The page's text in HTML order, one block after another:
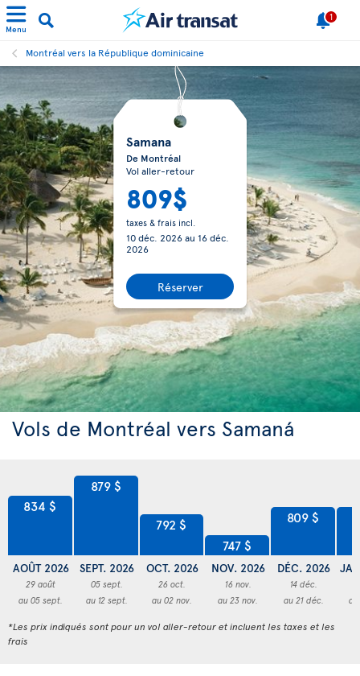
Menu
1
Montréal vers la République dominicaine
Samana
De Montréal
Vol aller-retour
809$
taxes & frais incl.
10 déc. 2026au 16 déc.
2026
Réserver
Vols de Montréal vers Samaná
834 $
AOÛT 2026
29 août
au 05 sept.
879 $
SEPT. 2026
05 sept.
au 12 sept.
792 $
OCT. 2026
26 oct.
au 02 nov.
747 $
NOV. 2026
16 nov.
au 23 nov.
809 $
DÉC. 2026
14 déc.
au 21 déc.
*Les prix indiqués sont pour un vol aller-retour et incluent les taxes et les
frais